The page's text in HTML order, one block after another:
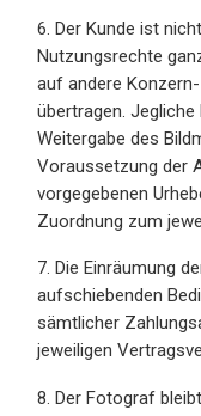
6. Der Kunde ist
Nutzungsrechte
auf andere
übertragen.
Weitergabe des
Voraussetzung der
vorgegebenen
Zuordnung zum
7. Die Einräumung
aufschiebenden
sämtlicher
jeweiligen
8. Der Fotograf